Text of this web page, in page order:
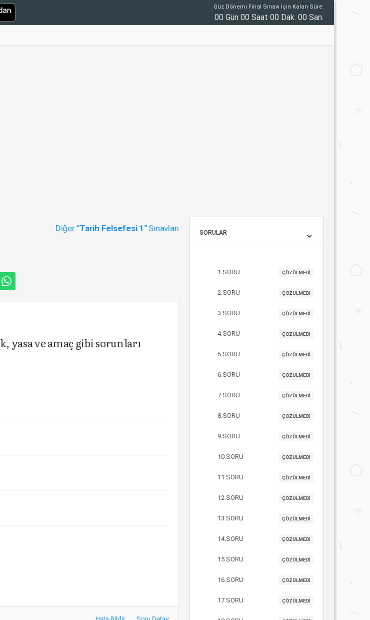
Güz Dönemi Final Sınavı İçin Kalan Süre:
00 Gün 00 Saat 00 Dak. 00 San.
Diğer "Tarih Felsefesi 1"Sınavları
yasa ve amaç gibi sorunları
SORULAR
1.SORU ÇÖZÜLMEDİ
2.SORU ÇÖZÜLMEDİ
3.SORU ÇÖZÜLMEDİ
4.SORU ÇÖZÜLMEDİ
5.SORU ÇÖZÜLMEDİ
6.SORU ÇÖZÜLMEDİ
7.SORU ÇÖZÜLMEDİ
8.SORU ÇÖZÜLMEDİ
9.SORU ÇÖZÜLMEDİ
10.SORU ÇÖZÜLMEDİ
11.SORU ÇÖZÜLMEDİ
12.SORU ÇÖZÜLMEDİ
13.SORU ÇÖZÜLMEDİ
14.SORU ÇÖZÜLMEDİ
15.SORU ÇÖZÜLMEDİ
16.SORU ÇÖZÜLMEDİ
17.SORU ÇÖZÜLMEDİ